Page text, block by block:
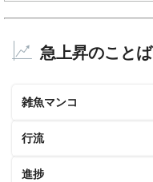
急上昇のことば
雑魚マンコ
行流
進捗